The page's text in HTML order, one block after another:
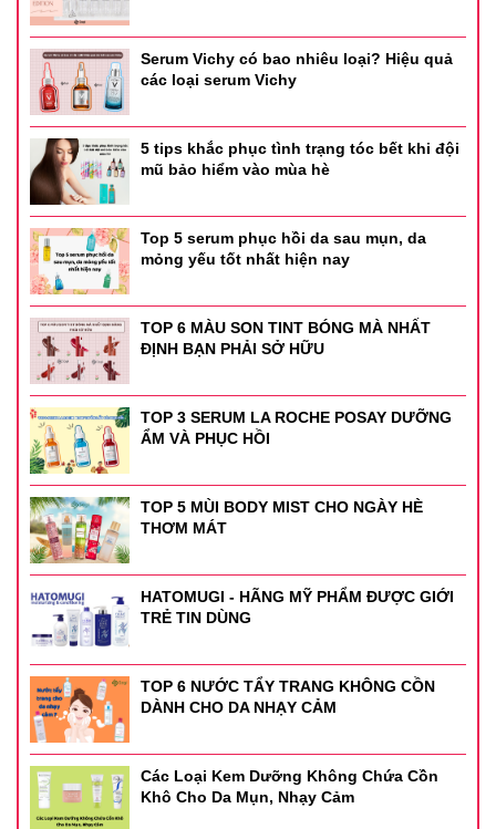
Serum Vichy có bao nhiêu loại? Hiệu quả
các loại serum Vichy
5 tips khắc phục tình trạng tóc bết khi đội
mũ bảo hiểm vào mùa hè
Top 5 serum phục hồi da sau mụn, da
mỏng yếu tốt nhất hiện nay
TOP 6 MÀU SON TINT BÓNG MÀ NHẤT
ĐỊNH BẠN PHẢI SỞ HỮU
TOP 3 SERUM LA ROCHE POSAY DƯỠNG
ẨM VÀ PHỤC HỒI
TOP 5 MÙI BODY MIST CHO NGÀY HÈ
THƠM MÁT
HATOMUGI - HÃNG MỸ PHẨM ĐƯỢC GIỚI
TRẺ TIN DÙNG
TOP 6 NƯỚC TẨY TRANG KHÔNG CỒN
DÀNH CHO DA NHẠY CẢM
Các Loại Kem Dưỡng Không Chứa Cồn
Khô Cho Da Mụn, Nhạy Cảm